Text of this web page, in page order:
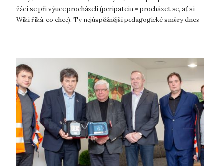
žáci se při výuce procházeli (peripatein = procházet se, ať si
Wiki říká, co chce). Ty nejúspěšnější pedagogické směry dnes